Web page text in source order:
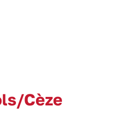
Cèze